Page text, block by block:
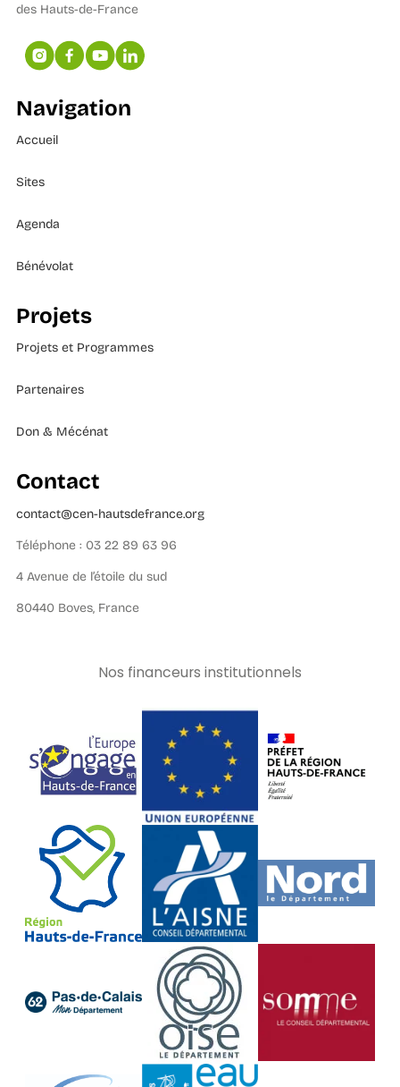
des Hauts-de-France
Navigation
Accueil
Sites
Agenda
Bénévolat
Projets
Projets et Programmes
Partenaires
Don & Mécénat
Contact
contact@cen-hautsdefrance.org
Téléphone : 03 22 89 63 96
4 Avenue de l’étoile du sud
80440 Boves, France
Nos financeurs institutionnels